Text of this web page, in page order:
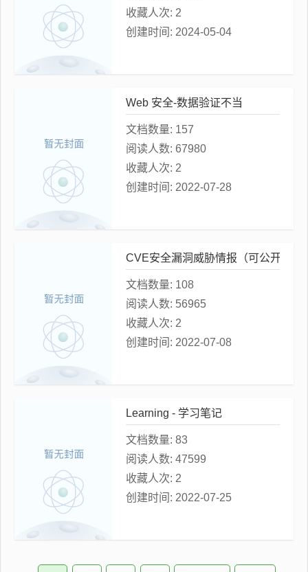
收藏人次: 2
创建时间: 2024-05-04
Web 安全-数据验证不当
文档数量: 157
阅读人数: 67980
收藏人次: 2
创建时间: 2022-07-28
CVE安全漏洞威胁情报（可公开）
文档数量: 108
阅读人数: 56965
收藏人次: 2
创建时间: 2022-07-08
Learning - 学习笔记
文档数量: 83
阅读人数: 47599
收藏人次: 2
创建时间: 2022-07-25